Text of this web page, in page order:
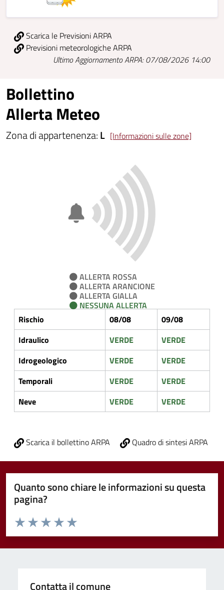
Scarica le Previsioni ARPA
Previsioni meteorologiche ARPA
Ultimo Aggiornamento ARPA: 07/08/2026 14:00
Bollettino
Allerta Meteo
Zona di appartenenza:L [Informazioni sulle zone]
ALLERTA ROSSA
ALLERTA ARANCIONE
ALLERTA GIALLA
NESSUNA ALLERTA
Rischio
08/08
09/08
Idraulico
VERDE
VERDE
Idrogeologico
VERDE
VERDE
Temporali
VERDE
VERDE
Neve
VERDE VERDE
Scarica il bollettino ARPA Quadro di sintesi ARPA
Quanto sono chiare le informazioni su questa
pagina?
Valuta da 1 a 5 stelle la pagina
Valuta 5 stelle su 5
Valuta 4 stelle su 5
Valuta 3 stelle su 5
Valuta 2 stelle su 5
Valuta 1 stelle su 5
Contatta il comune